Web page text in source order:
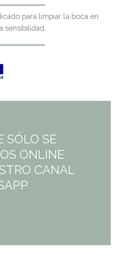
para limpiar la boca en
sensibilidad.
SÓLO SE
ONLINE
CANAL